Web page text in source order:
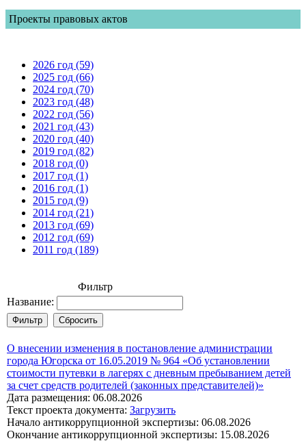
Проекты правовых актов
2026 год (59)
2025 год (66)
2024 год (70)
2023 год (48)
2022 год (56)
2021 год (43)
2020 год (40)
2019 год (82)
2018 год (0)
2017 год (1)
2016 год (1)
2015 год (9)
2014 год (21)
2013 год (69)
2012 год (69)
2011 год (189)
Фильтр
Название:
О внесении изменения в постановление администрации
города Югорска от 16.05.2019 № 964 «Об установлении
стоимости путевки в лагерях с дневным пребыванием детей
за счет средств родителей (законных представителей)»
Дата размещения: 06.08.2026
Текст проекта документа: Загрузить
Начало антикоррупционной экспертизы: 06.08.2026
Окончание антикоррупционной экспертизы: 15.08.2026